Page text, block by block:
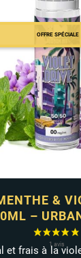
OFFRE SPÉCIALE
&
–
et frais à la